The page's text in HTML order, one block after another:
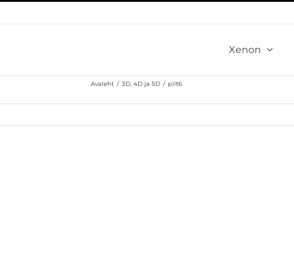
Xenon
Avaleht / 3D, 4D ja 5D / pilt6